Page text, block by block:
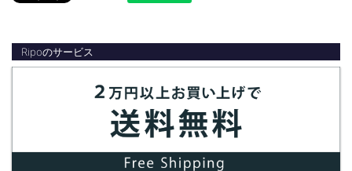
Ripoのサービス